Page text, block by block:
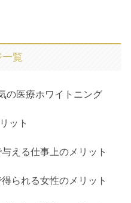
覧
の医療ホワイトニング
ット
える仕事上のメリット
られる女性のメリット